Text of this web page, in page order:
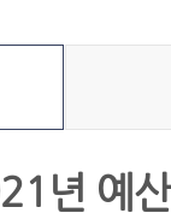
년 예